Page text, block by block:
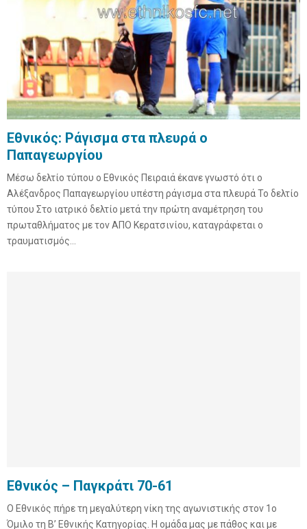
Εθνικός: Ράγισμα στα πλευρά ο
Παπαγεωργίου
Μέσω δελτίο τύπου ο Εθνικός Πειραιά έκανε γνωστό ότι ο
Αλέξανδρος Παπαγεωργίου υπέστη ράγισμα στα πλευρά Το δελτίο
τύπου Στο ιατρικό δελτίο μετά την πρώτη αναμέτρηση του
πρωταθλήματος με τον ΑΠΟ Κερατσινίου, καταγράφεται ο
τραυματισμός...
Εθνικός – Παγκράτι 70-61
O Εθνικός πήρε τη μεγαλύτερη νίκη της αγωνιστικής στον 1ο
Όμιλο τη Β’ Εθνικής Κατηγορίας. Η ομάδα μας με πάθος και με